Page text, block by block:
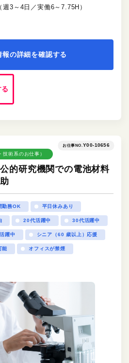
3～4日／実働6～7.75H）
報の詳細を確認する
お仕事NO.Y00-10656
技術系のお仕事）
的研究機関での電池材料
勤務OK 平日休みあり
20代活躍中 30代活躍中
躍中 シニア（60 歳以上）応援
能 オフィスが禁煙